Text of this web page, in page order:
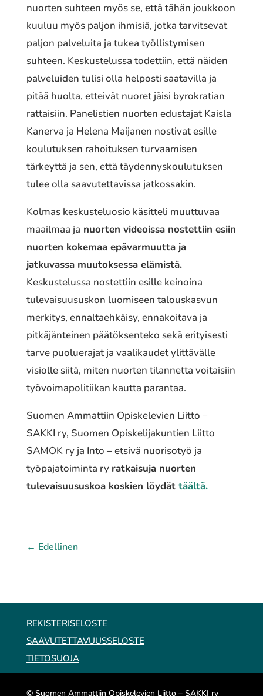
nuorten suhteen myös se, että tähän joukkoon
kuuluu myös paljon ihmisiä, jotka tarvitsevat
paljon palveluita ja tukea työllistymisen
suhteen. Keskustelussa todettiin, että näiden
palveluiden tulisi olla helposti saatavilla ja
pitää huolta, etteivät nuoret jäisi byrokratian
rattaisiin. Panelistien nuorten edustajat Kaisla
Kanerva ja Helena Maijanen nostivat esille
koulutuksen rahoituksen turvaamisen
tärkeyttä ja sen, että täydennyskoulutuksen
tulee olla saavutettavissa jatkossakin.
Kolmas keskusteluosio käsitteli muuttuvaa
maailmaa ja nuorten videoissa nostettiin esiin
nuorten kokemaa epävarmuutta ja
jatkuvassa muutoksessa elämistä.
Keskustelussa nostettiin esille keinoina
tulevaisuususkon luomiseen talouskasvun
merkitys, ennaltaehkäisy, ennakoitava ja
pitkäjänteinen päätöksenteko sekä erityisesti
tarve puoluerajat ja vaalikaudet ylittävälle
visiolle siitä, miten nuorten tilannetta voitaisiin
työvoimapolitiikan kautta parantaa.
Suomen Ammattiin Opiskelevien Liitto –
SAKKI ry, Suomen Opiskelijakuntien Liitto
SAMOK ry ja Into – etsivä nuorisotyö ja
työpajatoiminta ry ratkaisuja nuorten
tulevaisuususkoa koskien löydät täältä.
← Edellinen
REKISTERISELOSTE
SAAVUTETTAVUUSSELOSTE
TIETOSUOJA
© Suomen Ammattiin Opiskelevien Liitto – SAKKI ry